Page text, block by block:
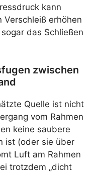
kann
Verschleiß erhöhen
das Schließen
zwischen
Quelle ist nicht
vom Rahmen
keine saubere
ist (oder sie über
Luft am Rahmen
trotzdem „dicht